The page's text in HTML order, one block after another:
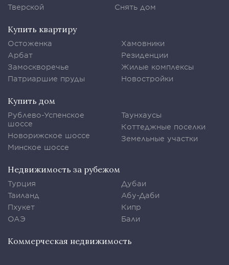
Тверской
Снять дом
Купить квартиру
Остоженка
Арбат
Замоскворечье
Патриаршие пруды
Хамовники
Резиденции
Жилые комплексы
Новостройки
Купить дом
Рублево-Успенское
шоссе
Новорижское шоссе
Минское шоссе
Таунхаусы
Коттеджные поселки
Земельные участки
Недвижимость за рубежом
Турция
Таиланд
Пхукет
ОАЭ
Дубаи
Абу-Даби
Кипр
Бали
Коммерческая недвижимость